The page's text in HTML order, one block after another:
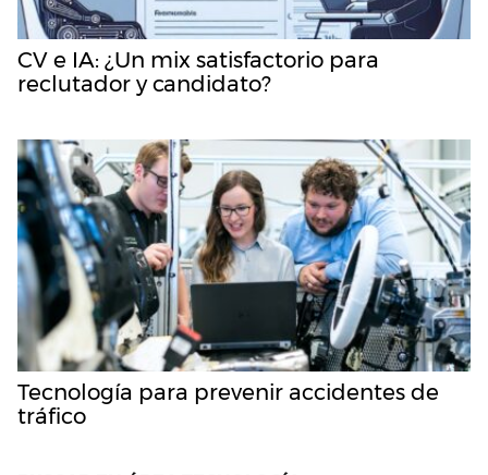
CV e IA: ¿Un mix satisfactorio para
reclutador y candidato?
Tecnología para prevenir accidentes de
tráfico